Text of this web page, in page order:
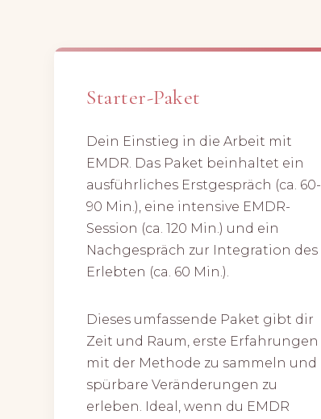
Starter-Paket
Dein Einstieg in die Arbeit mit
EMDR. Das Paket beinhaltet ein
ausführliches Erstgespräch (ca. 60-
90 Min.), eine intensive EMDR-
Session (ca. 120 Min.) und ein
Nachgespräch zur Integration des
Erlebten (ca. 60 Min.).
Dieses umfassende Paket gibt dir
Zeit und Raum, erste Erfahrungen
mit der Methode zu sammeln und
spürbare Veränderungen zu
erleben. Ideal, wenn du EMDR